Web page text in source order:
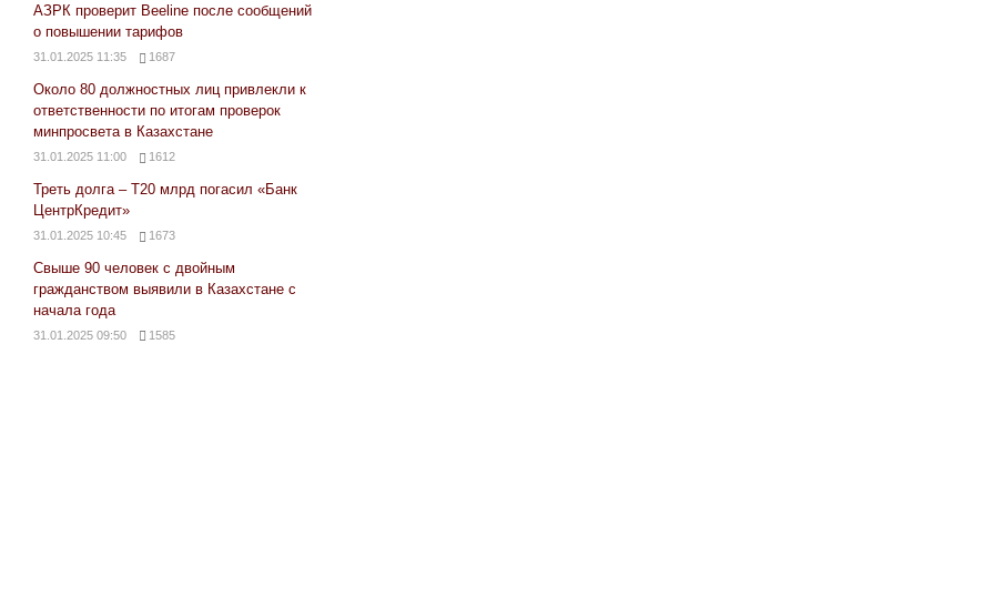
АЗРК проверит Beeline после сообщений
о повышении тарифов
31.01.2025 11:35 1687
Около 80 должностных лиц привлекли к
ответственности по итогам проверок
минпросвета в Казахстане
31.01.2025 11:00 1612
Треть долга – Т20 млрд погасил «Банк
ЦентрКредит»
31.01.2025 10:45 1673
Свыше 90 человек с двойным
гражданством выявили в Казахстане с
начала года
31.01.2025 09:50 1585